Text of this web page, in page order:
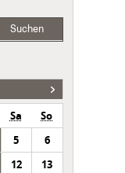
Suchen
Sa
So
5
6
12
13